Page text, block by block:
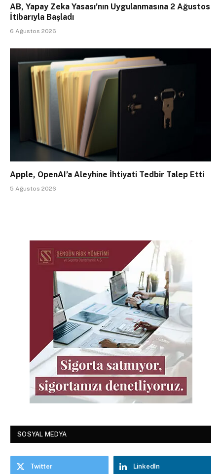
AB, Yapay Zeka Yasası’nın Uygulanmasına 2 Ağustos
İtibarıyla Başladı
6 Ağustos 2026
Apple, OpenAI’a Aleyhine İhtiyati Tedbir Talep Etti
5 Ağustos 2026
SOSYAL MEDYA
Twitter LinkedIn